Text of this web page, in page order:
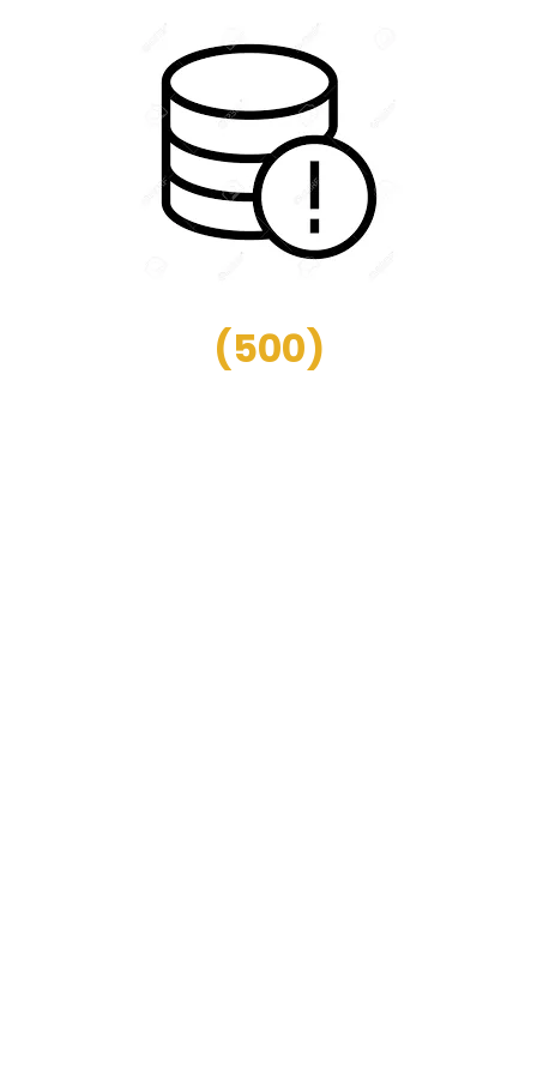
(500)